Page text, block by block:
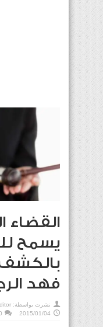
القضاء
يسمح
فهد
نشرت بواسطة:
2015/01/04